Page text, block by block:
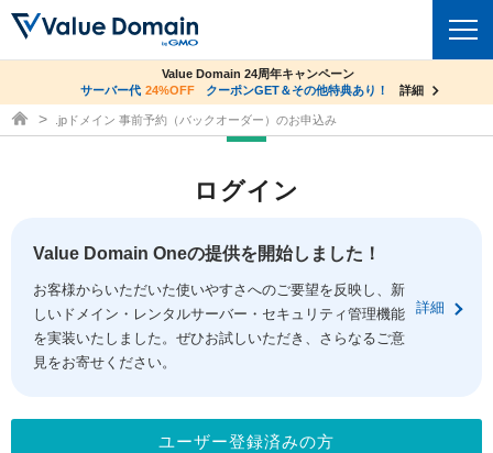
ドメイントップ
ドメイン移管
ドメイン価格一覧
ドメイン一括検索
.jpドメインオークション
コアサーバー
バリューサーバー
XREA
セキュリティトップ
Value Domain ネットde診断
SSL証明書
サービストップ
お得意様割引
facebook
co.jpドメイン✕コアサーバーV2ビジネス応援キャンペーン
サーバー料金1年間無料
詳細
Value Domain 24周年キャンペーン
サーバー代 24%OFF クーポンGET＆その他特典あり！ 詳細
ドメイン取得ならバリュードメイン
.jpドメイン 事前予約（バックオーダー）のお申込み
ログイン
Value Domain Oneの提供を開始しました！
お客様からいただいた使いやすさへのご要望を反映し、新
しいドメイン・レンタルサーバー・セキュリティ管理機能
を実装いたしました。ぜひお試しいただき、さらなるご意
見をお寄せください。
詳細
ユーザー登録済みの方